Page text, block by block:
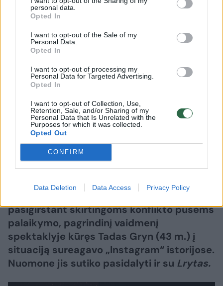
personal data.
Opted In
I want to opt-out of the Sale of my
Personal Data.
Opted In
I want to opt-out of processing my
Personal Data for Targeted Advertising.
Opted In
I want to opt-out of Collection, Use,
Retention, Sale, and/or Sharing of my
Personal Data that Is Unrelated with the
Purposes for which it was collected.
Opted Out
CONFIRM
Data Deletion Data Access Privacy Policy
Juozo Miltinio dramos teatro
skandale – naujas Tado Gryn
ėjimas: paviešino iškalbingą žinutę
2026 m. rugpjūčio 8 d. 10:19
Lrytas.lt
Ažiotažas dėl Panevėžio Juozo Miltinio
dramos teatre atšauktų spektaklio
„Makbetas“ pasirodymų neslūgsta.
Viešojoje erdvėje netylant diskusijoms ir
pasigirstant skirtingoms konflikto pusėms
palaikymo, pagrindinį vaidmenį
spektaklyje kūręs Tadas Gryn (43 m.) į
situaciją sureagavo „Instagram“ istorijose.
Nuomone jis sutiko pasidalyti ir su Lrytas.